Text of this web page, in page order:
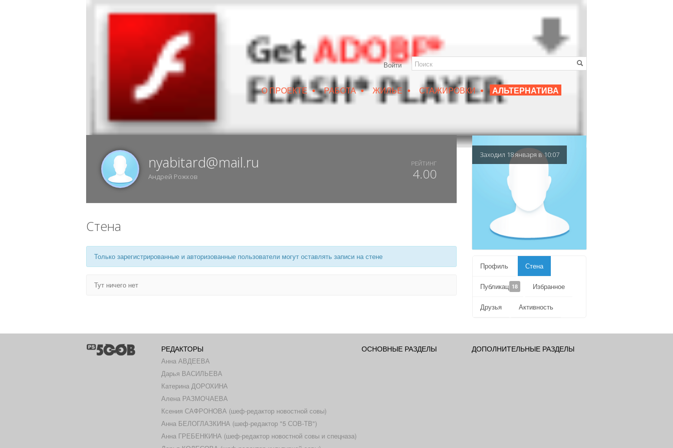
6 АВГУСТА, ЧЕТВЕРГ, 04:52, ВОРОНЕЖ Войти
О ПРОЕКТЕ • РАБОТА • ЖИЛЬЕ • СТАЖИРОВКИ • АЛЬТЕРНАТИВА
ИЗРУИН/IZRUIN | ВЕСНА 2019 | DUX 20-19 ДОСТУПНЫЙ ВОРОНЕЖ | ЛЮБИМЫЙ ПРЕПОДАВАТЕЛЬ
nyabitard@mail.ru
Андрей Рожков
РЕЙТИНГ
4.00
Стена
Только зарегистрированные и авторизованные пользователи могут оставлять записи на стене
Тут ничего нет
Заходил 18 января в 10:07
Профиль Стена
Публикации18 Избранное
Друзья Активность
РЕДАКТОРЫ
Анна АВДЕЕВА
Дарья ВАСИЛЬЕВА
Катерина ДОРОХИНА
Алена РАЗМОЧАЕВА
Ксения САФРОНОВА (шеф-редактор новостной совы)
Анна БЕЛОГЛАЗКИНА (шеф-редактор "5 СОВ-ТВ")
Анна ГРЕБЕНКИНА (шеф-редактор новостной совы и спецназа)
ОСНОВНЫЕ РАЗДЕЛЫ ДОПОЛНИТЕЛЬНЫЕ РАЗДЕЛЫ